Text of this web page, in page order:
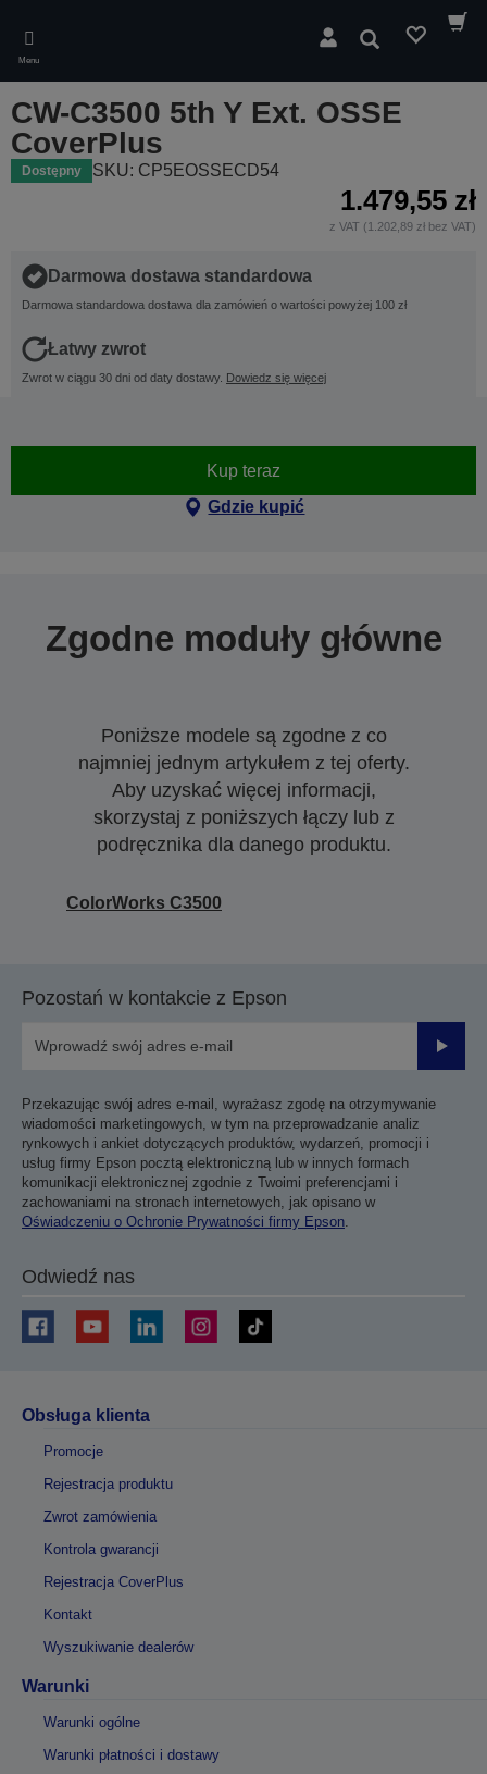
main
content
Menu
Wyszukaj
CW-C3500 5th Y Ext. OSSE
CoverPlus
Dostępny SKU: CP5EOSSECD54
1.479,55 zł
z VAT (1.202,89 zł bez VAT)
Darmowa dostawa standardowa
Darmowa standardowa dostawa dla zamówień o wartości powyżej 100 zł
Łatwy zwrot
Zwrot w ciągu 30 dni od daty dostawy. Dowiedz się więcej
Kup teraz
Gdzie kupić
Zgodne moduły główne
Poniższe modele są zgodne z co
najmniej jednym artykułem z tej oferty.
Aby uzyskać więcej informacji,
skorzystaj z poniższych łączy lub z
podręcznika dla danego produktu.
ColorWorks C3500
Pozostań w kontakcie z Epson
Przekazując swój adres e-mail, wyrażasz zgodę na otrzymywanie
wiadomości marketingowych, w tym na przeprowadzanie analiz
rynkowych i ankiet dotyczących produktów, wydarzeń, promocji i
usług firmy Epson pocztą elektroniczną lub w innych formach
komunikacji elektronicznej zgodnie z Twoimi preferencjami i
zachowaniami na stronach internetowych, jak opisano w
Oświadczeniu o Ochronie Prywatności firmy Epson.
Odwiedź nas
Obsługa klienta
Promocje
Rejestracja produktu
Zwrot zamówienia
Kontrola gwarancji
Rejestracja CoverPlus
Kontakt
Wyszukiwanie dealerów
Warunki
Warunki ogólne
Warunki płatności i dostawy